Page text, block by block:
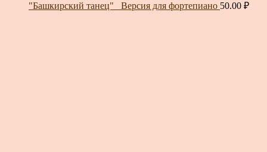
"Башкирский танец"_ Версия для фортепиано 50.00 ₽